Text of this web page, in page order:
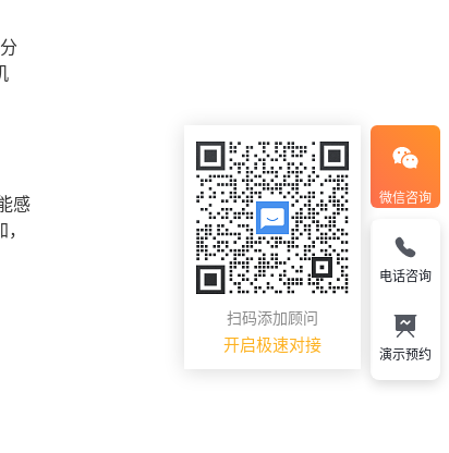
感
微信咨询
扫码添加顾问
开启极速对接
电话咨询
演示预约